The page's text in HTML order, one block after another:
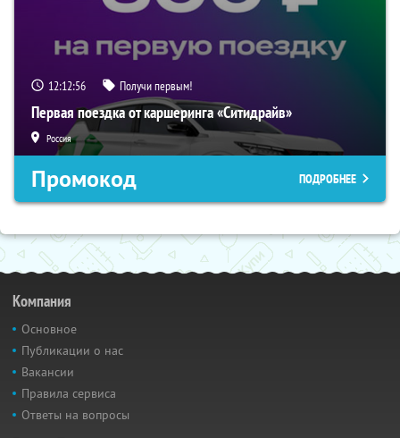
12:12:56 Получи первым!
Первая поездка от каршеринга «Ситидрайв»
Россия
Промокод ПОДРОБНЕЕ
Компания
Основное
Публикации о нас
Вакансии
Правила сервиса
Ответы на вопросы